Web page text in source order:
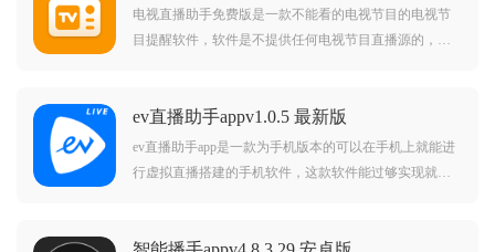
过，欢
电视直播助手免费版是一款不能看的电视节目的电视节
目提醒软件，软件是不提供任何电视节目直播源的，这
的，这样在到了时间的时候，用户可以不错过自己喜欢
的精彩
ev直播助手appv1.0.5 最新版
ev直播助手app是一款为手机版本的可以在手机上就能进
行虚拟直播搭建的手机软件，这款软件能过够实现就算
的，一些背景是可以更换的，超多的素材。